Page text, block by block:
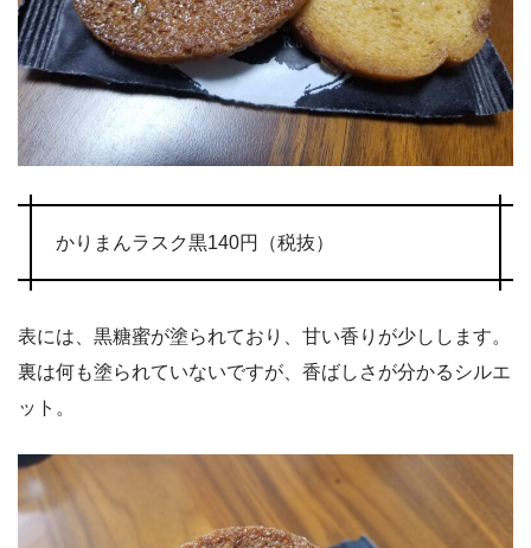
かりまんラスク黒140円（税抜）
表には、黒糖蜜が塗られており、甘い香りが少しします。
裏は何も塗られていないですが、香ばしさが分かるシルエ
ット。